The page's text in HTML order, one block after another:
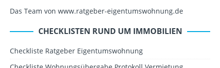
Das Team von www.ratgeber-eigentumswohnung.de
CHECKLISTEN RUND UM IMMOBILIEN
Checkliste Ratgeber Eigentumswohnung